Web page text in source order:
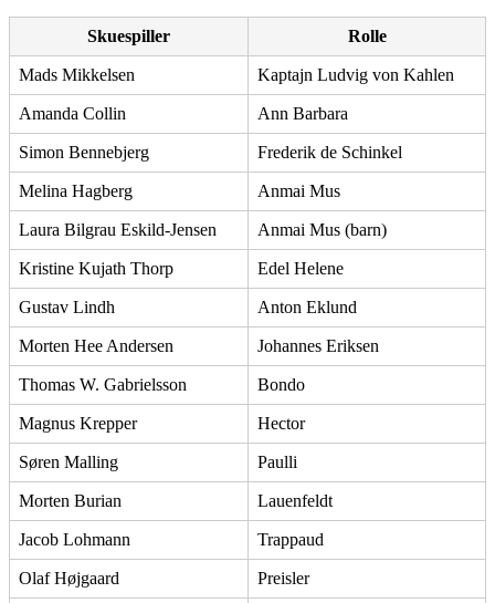
Skuespiller Rolle
Mads Mikkelsen Kaptajn Ludvig von Kahlen
Amanda Collin Ann Barbara
Simon Bennebjerg Frederik de Schinkel
Melina Hagberg Anmai Mus
Laura Bilgrau Eskild-Jensen Anmai Mus (barn)
Kristine Kujath Thorp Edel Helene
Gustav Lindh Anton Eklund
Morten Hee Andersen Johannes Eriksen
Thomas W. Gabrielsson Bondo
Magnus Krepper Hector
Søren Malling Paulli
Morten Burian Lauenfeldt
Jacob Lohmann Trappaud
Olaf Højgaard Preisler